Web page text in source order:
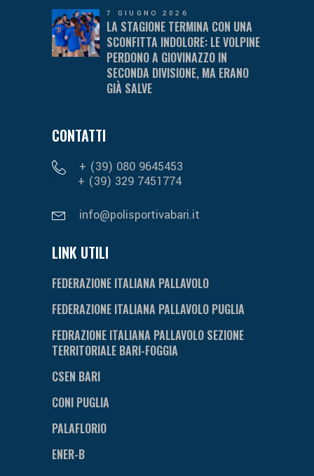
7 GIUGNO 2026
LA STAGIONE TERMINA CON UNA
SCONFITTA INDOLORE: LE VOLPINE
PERDONO A GIOVINAZZO IN
SECONDA DIVISIONE, MA ERANO
GIÀ SALVE
CONTATTI
+ (39) 080 9645453
+ (39) 329 7451774
info@polisportivabari.it
LINK UTILI
FEDERAZIONE ITALIANA PALLAVOLO
FEDERAZIONE ITALIANA PALLAVOLO PUGLIA
FEDRAZIONE ITALIANA PALLAVOLO SEZIONE
TERRITORIALE BARI-FOGGIA
CSEN BARI
CONI PUGLIA
PALAFLORIO
ENER-B